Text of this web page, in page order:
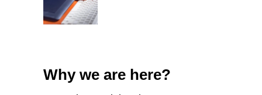
Why we are here?